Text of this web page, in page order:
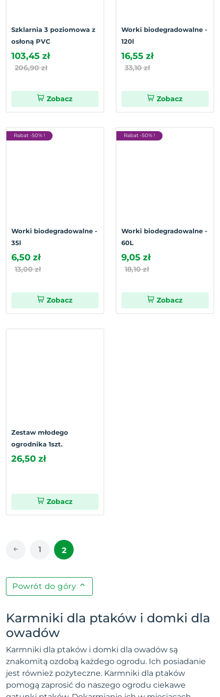
Szklarnia 3 poziomowa z
osłoną PVC
103,45 zł
206,90 zł
Zobacz
Worki biodegradowalne -
120l
16,55 zł
33,10 zł
Zobacz
Rabat -50% !
Worki biodegradowalne -
35l
6,50 zł
13,00 zł
Zobacz
Rabat -50% !
Worki biodegradowalne -
60L
9,05 zł
18,10 zł
Zobacz
Zestaw młodego
ogrodnika 1szt.
26,50 zł
Zobacz
1 2
Powrót do góry
Karmniki dla ptaków i domki dla
owadów
Karmniki dla ptaków i domki dla owadów są
znakomitą ozdobą każdego ogrodu. Ich posiadanie
jest również pożyteczne. Karmniki dla ptaków
pomogą zaprosić do naszego ogrodu ciekawe